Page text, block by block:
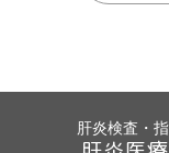
肝炎検査・